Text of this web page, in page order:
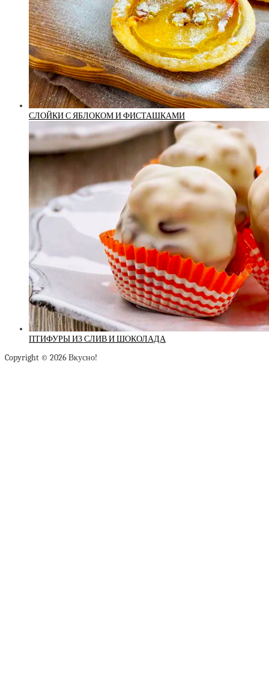
СЛОЙКИ С ЯБЛОКОМ И ФИСТАШКАМИ
ПТИФУРЫ ИЗ СЛИВ И ШОКОЛАДА
Copyright © 2026 Вкусно!